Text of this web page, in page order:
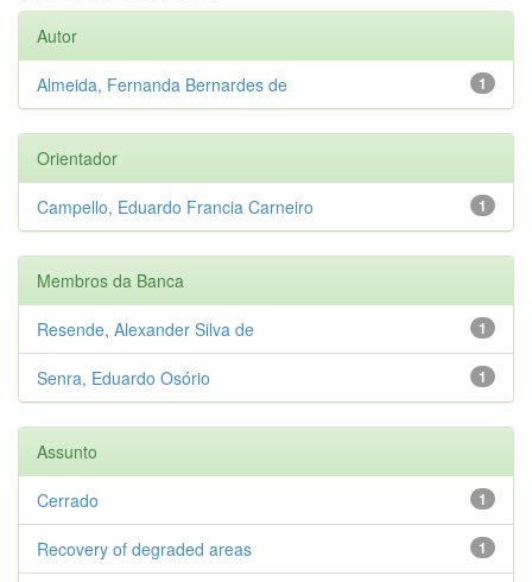
Autor
1
Almeida, Fernanda Bernardes de
Orientador
1
Campello, Eduardo Francia Carneiro
Membros da Banca
1
Resende, Alexander Silva de
1
Senra, Eduardo Osório
Assunto
1
Cerrado
1
Recovery of degraded areas